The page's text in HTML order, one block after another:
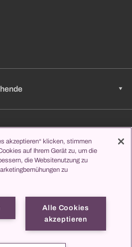
Datenschutz
akzeptieren“ klicken, stimmen
auf Ihrem Gerät zu, um die
die Websitenutzung zu
zu
Alle Cookies
akzeptieren